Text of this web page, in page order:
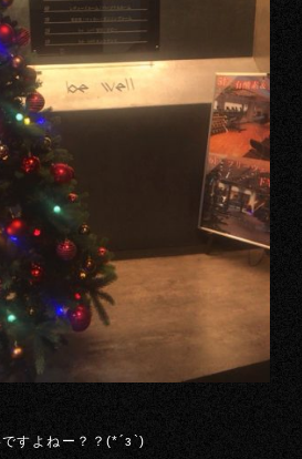
すよねー？？(*´з`)